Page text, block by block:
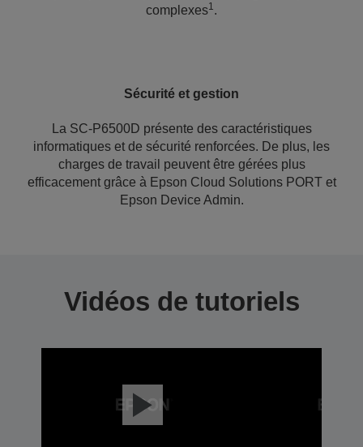
complexes1.
Sécurité et gestion
La SC-P6500D présente des caractéristiques
informatiques et de sécurité renforcées. De plus, les
charges de travail peuvent être gérées plus
efficacement grâce à Epson Cloud Solutions PORT et
Epson Device Admin.
Vidéos de tutoriels